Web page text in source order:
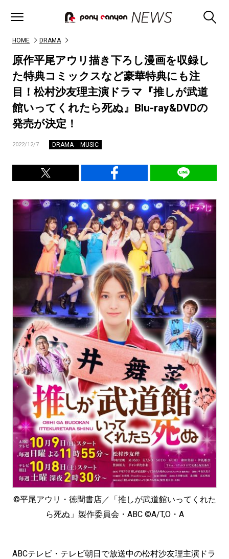
HOME DRAMA
原作平尾アウリ描き下ろし漫画を収録し
た特典コミックスなど豪華特典にも注
目！松村沙友理主演ドラマ『推しが武道
館いってくれたら死ぬ』Blu-ray&DVDの
発売が決定！
2022/12/7 DRAMA MUSIC
©平尾アウリ・徳間書店／「推しが武道館いってくれた
ら死ぬ」製作委員会・ABC ©️A/T,O・A
ABCテレビ・テレビ朝日で放送中の松村沙友理主演ドラ